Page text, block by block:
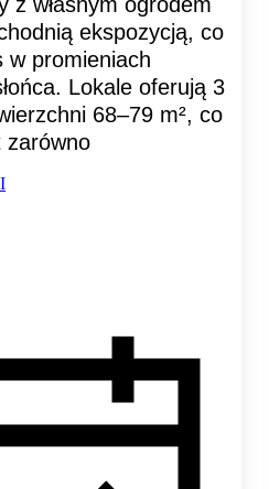
ekspozycją, co
w promieniach
Lokale oferują 3
68–79 m², co
zarówno